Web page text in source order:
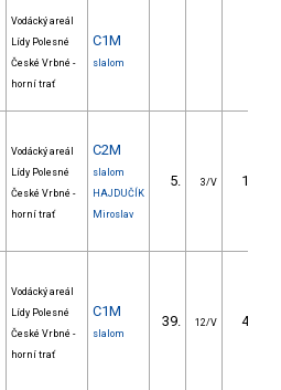
Vodácký areál
Lídy Polesné
České Vrbné -
horní trať
C1M
slalom
Vodácký areál
Lídy Polesné
České Vrbné -
horní trať
C2M
slalom
HAJDUČÍK
Miroslav
5. 3/V 10.65
Vodácký areál
Lídy Polesné
České Vrbné -
horní trať
C1M
slalom
39. 12/V 45.62